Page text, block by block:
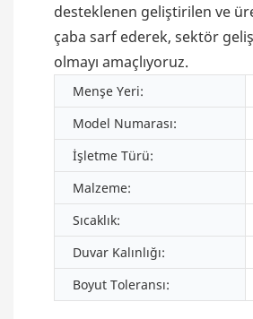
desteklenen geliştirilen ve
çaba sarf ederek, sektör
olmayı amaçlıyoruz.
Menşe Yeri:
Model Numarası:
İşletme Türü:
Malzeme:
Sıcaklık:
Duvar Kalınlığı:
Boyut Toleransı: